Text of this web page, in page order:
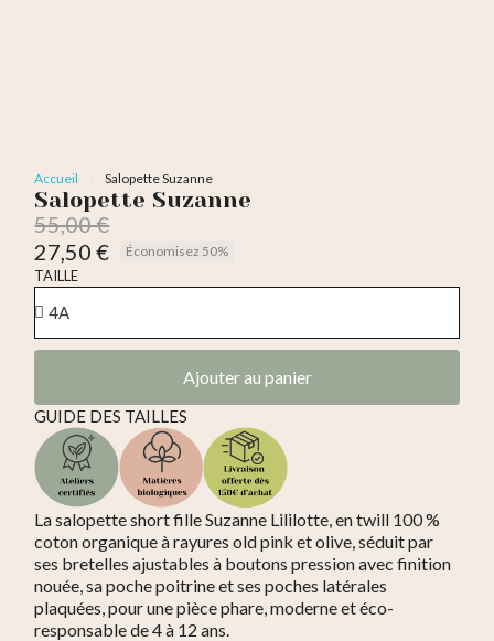
Accueil Salopette Suzanne
Salopette Suzanne
55,00 €
27,50 €
Économisez 50%
TTC
TAILLE
Ajouter au panier
GUIDE DES TAILLES
La salopette short fille Suzanne Lililotte, en twill 100 %
coton organique à rayures old pink et olive, séduit par
ses bretelles ajustables à boutons pression avec finition
nouée, sa poche poitrine et ses poches latérales
plaquées, pour une pièce phare, moderne et éco-
responsable de 4 à 12 ans.